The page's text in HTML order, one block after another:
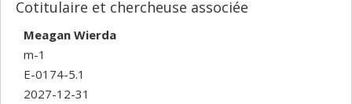
Cotitulaire et chercheuse associée
Meagan Wierda
m-1
E-0174-5.1
2027-12-31